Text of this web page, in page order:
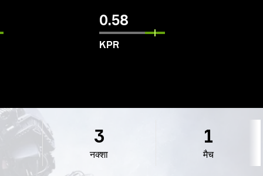
0.58
KPR
नक्शा
3
मैच
1